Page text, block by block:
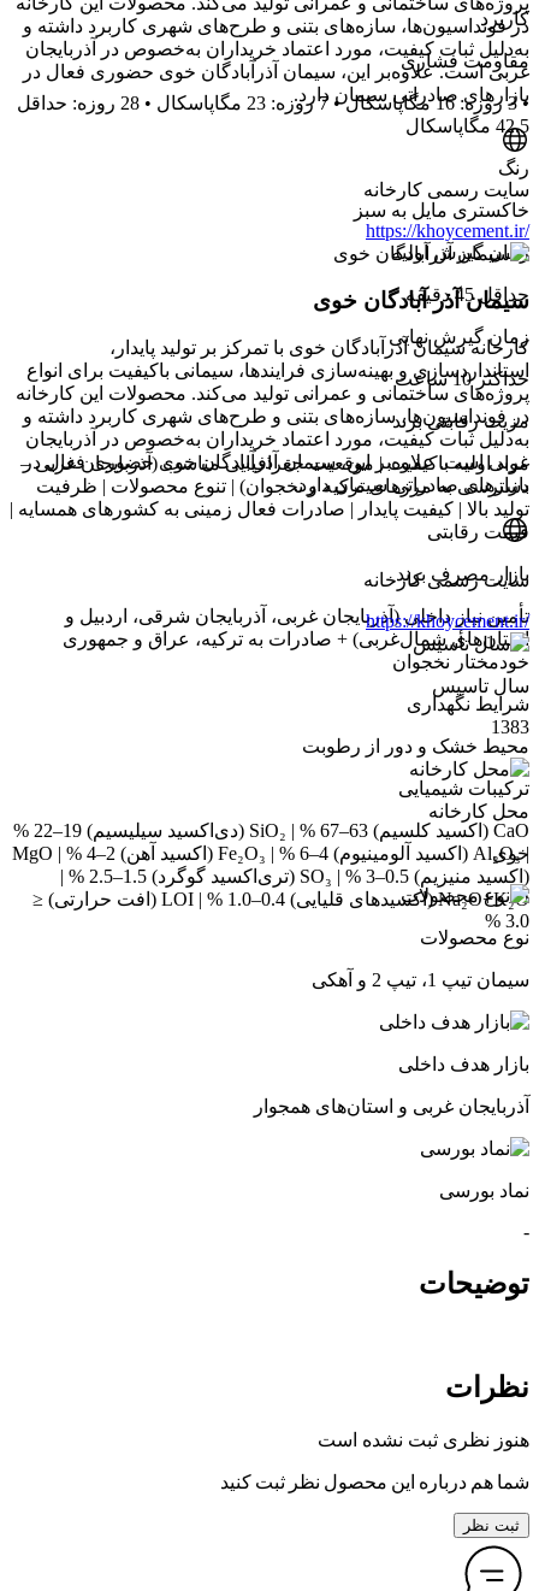
کاربرد
مقاومت فشاری
• 3 روزه: 16 مگاپاسکال • 7 روزه: 23 مگاپاسکال • 28 روزه: حداقل
42.5 مگاپاسکال
رنگ
خاکستری مایل به سبز
زمان گیرش اولیه
حداقل 45 دقیقه
زمان گیرش نهایی
حداکثر 10 ساعت
مزیت رقابتی برند
مواد اولیه باکیفیت | موقعیت جغرافیایی مناسب (آذربایجان غربی –
دسترسی به مرزهای ترکیه و نخجوان) | تنوع محصولات | ظرفیت
تولید بالا | کیفیت پایدار | صادرات فعال زمینی به کشورهای همسایه |
قیمت رقابتی
بازار مصرف برند
تأمین نیاز داخلی (آذربایجان غربی، آذربایجان شرقی، اردبیل و
استان‌های شمال‌غربی) + صادرات به ترکیه، عراق و جمهوری
خودمختار نخجوان
شرایط نگهداری
محیط خشک و دور از رطوبت
ترکیبات شیمیایی
CaO (اکسید کلسیم) 63–67 % | SiO₂ (دی‌اکسید سیلیسیم) 19–22 %
| Al₂O₃ (اکسید آلومینیوم) 4–6 % | Fe₂O₃ (اکسید آهن) 2–4 % | MgO
(اکسید منیزیم) 0.5–3 % | SO₃ (تری‌اکسید گوگرد) 1.5–2.5 % |
Na₂O+K₂O (اکسیدهای قلیایی) 0.4–1.0 % | LOI (افت حرارتی) ≤
3.0 %
در فونداسیون‌ها، سازه‌های بتنی و طرح‌های شهری کاربرد داشته و
به‌دلیل ثبات کیفیت، مورد اعتماد خریداران به‌خصوص در آذربایجان
غربی است. علاوه‌بر این، سیمان آذرآبادگان خوی حضوری فعال در
بازارهای صادراتی سیمان دارد.
سایت رسمی کارخانه
https://khoycement.ir/
سیمان آذر آبادگان خوی
کارخانه سیمان آذرآبادگان خوی با تمرکز بر تولید پایدار،
استانداردسازی و بهینه‌سازی فرایندها، سیمانی باکیفیت برای انواع
پروژه‌های ساختمانی و عمرانی تولید می‌کند. محصولات این کارخانه
در فونداسیون‌ها، سازه‌های بتنی و طرح‌های شهری کاربرد داشته و
به‌دلیل ثبات کیفیت، مورد اعتماد خریداران به‌خصوص در آذربایجان
غربی است. علاوه‌بر این، سیمان آذرآبادگان خوی حضوری فعال در
بازارهای صادراتی سیمان دارد.
سایت رسمی کارخانه
https://khoycement.ir/
سال تاسیس
1383
محل کارخانه
خوی
نوع محصولات
سیمان تیپ 1، تیپ 2 و آهکی
بازار هدف داخلی
آذربایجان غربی و استان‌های همجوار
نماد بورسی
-
توضیحات
نظرات
هنوز نظری ثبت نشده است
شما هم درباره این محصول نظر ثبت کنید
ثبت نظر